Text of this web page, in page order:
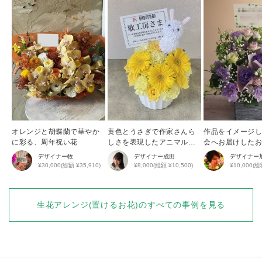
オレンジと胡蝶蘭で華やか
に彩る、周年祝い花
デザイナー牧
¥30,000(総額 ¥35,910)
黄色とうさぎで作家さんら
しさを表現したアニマルア
レンジ
デザイナー成田
¥8,000(総額 ¥10,500)
作品をイメージ
会へお届けした
デザイナー
¥10,000(総
生花アレンジ(置けるお花)のすべての事例を見る